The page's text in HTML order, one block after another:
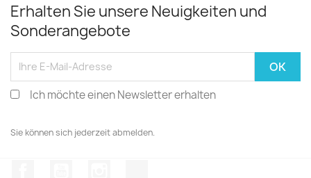
Erhalten Sie unsere Neuigkeiten und
Sonderangebote
Ich möchte einen Newsletter erhalten
Sie können sich jederzeit abmelden.